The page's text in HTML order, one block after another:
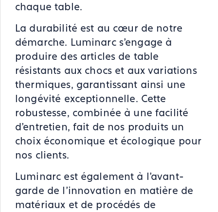
chaque table.
La durabilité est au cœur de notre
démarche. Luminarc s'engage à
produire des articles de table
résistants aux chocs et aux variations
thermiques, garantissant ainsi une
longévité exceptionnelle. Cette
robustesse, combinée à une facilité
d'entretien, fait de nos produits un
choix économique et écologique pour
nos clients.
Luminarc est également à l'avant-
garde de l'innovation en matière de
matériaux et de procédés de